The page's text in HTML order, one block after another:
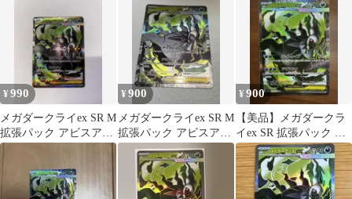
¥990
メガダークライex SR M
拡張パック アビスアイ
キラ 099/081
¥900
メガダークライex SR M
拡張パック アビスアイ
キラ 099/081
¥900
【美品】メガダークラ
イex SR 拡張パック ア
ビスアイ